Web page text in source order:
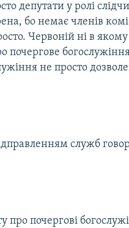
депутати у ролі
бо немає членів
Червоній ні в якому
не просто
служб
про почергові